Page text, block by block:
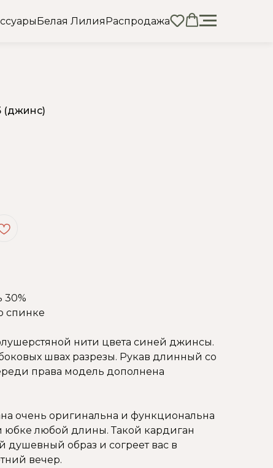
Белая ЛилияРаспродажа
(джинс)
30%
спинке
нити цвета синей джинсы.
швах разрезы. Рукав длинный со
права модель дополнена
очень оригинальна и функциональна
юбке любой длины. Такой кардиган
душевный образ и согреет вас в
вечер.